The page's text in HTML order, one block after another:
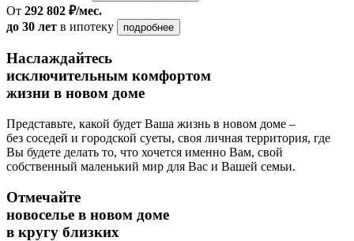
От 292 802 ₽/мес.
до 30 лет в ипотеку подробнее
Наслаждайтесь
исключительным комфортом
жизни в новом доме
Представьте, какой будет Ваша жизнь в новом доме –
без соседей и городской суеты, своя личная территория, где
Вы будете делать то, что хочется именно Вам, свой
собственный маленький мир для Вас и Вашей семьи.
Отмечайте
новоселье в новом доме
в кругу близких